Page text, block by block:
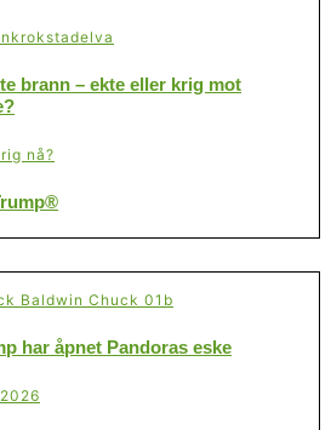
brann – ekte eller krig mot
har åpnet Pandoras eske